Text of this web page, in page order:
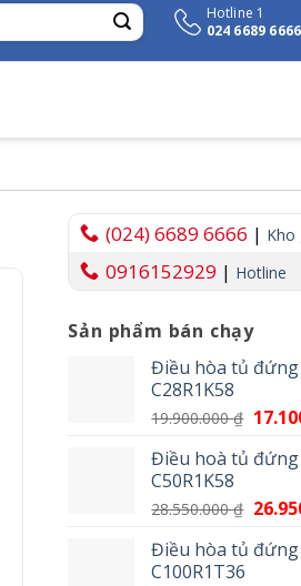
Hotline 1
024 6689 6666
(024) 6689 6666 | Kho
0916152929 | Hotline
Sản phẩm bán chạy
Điều hòa tủ đứng
C28R1K58
19.900.000₫ Giá
là:
Điều hoà tủ đứng
C50R1K58
28.550.000₫ Giá
là:
Điều hòa tủ đứng
C100R1T36